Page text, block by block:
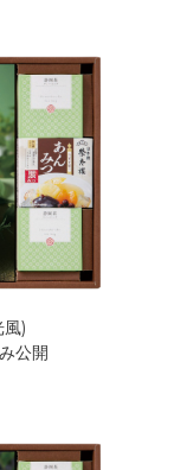
)
公開